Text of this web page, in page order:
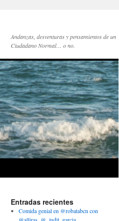
Andanzas, desventuras y pensamientos de un
Ciudadano Normal… o no.
Entradas recientes
Comida genial en @robatabcn con